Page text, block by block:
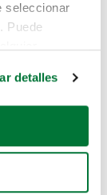
seleccionar
Puede
geográfica
detalles